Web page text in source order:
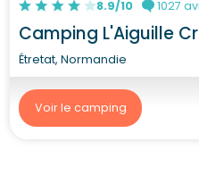
8.9/10 1027
Camping L'Aiguille
Étretat, Normandie
Voir le camping